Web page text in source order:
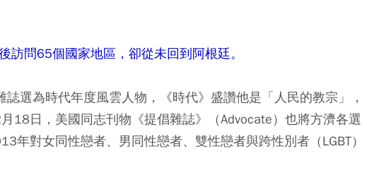
訪問65個國家地區，卻從未回到阿根廷。
選為時代年度風雲人物，《時代》盛讚他是「人民的教宗」，
18日，美國同志刊物《提倡雜誌》（Advocate）也將方濟各選
年對女同性戀者、男同性戀者、雙性戀者與跨性別者（LGBT）